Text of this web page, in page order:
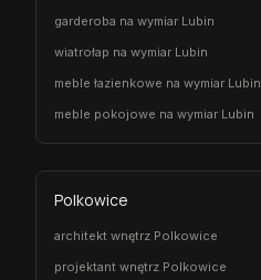
garderoba na wymiar Lubin
wiatrołap na wymiar Lubin
meble łazienkowe na wymiar Lubin
meble pokojowe na wymiar Lubin
Polkowice
architekt wnętrz Polkowice
projektant wnętrz Polkowice